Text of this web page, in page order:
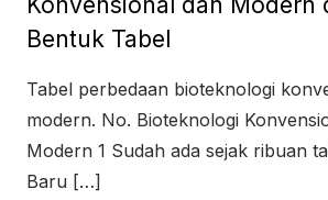
Bentuk Tabel
Tabel perbedaan bioteknologi
modern. No. Bioteknologi
Modern 1 Sudah ada sejak ribuan
Baru […]